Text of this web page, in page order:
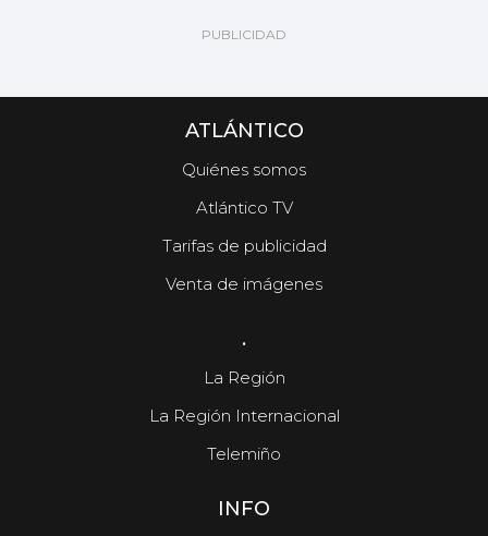
ATLÁNTICO
Quiénes somos
Atlántico TV
Tarifas de publicidad
Venta de imágenes
.
La Región
La Región Internacional
Telemiño
INFO